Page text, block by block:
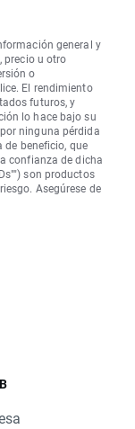
general y
precio u otro
o
El rendimiento
futuros, y
lo hace bajo su
ninguna pérdida
beneficio, que
confianza de dicha
son productos
Asegúrese de